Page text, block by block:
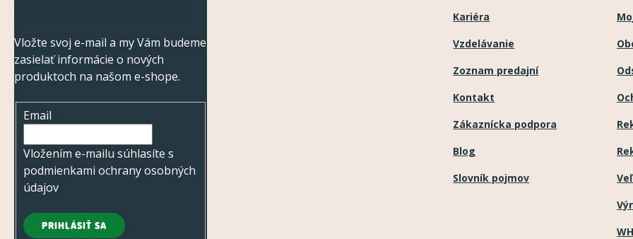
Vložte svoj e-mail a my Vám budeme
zasielať informácie o nových
produktoch na našom e-shope.
Email
Vložením e-mailu súhlasíte s
podmienkami ochrany osobných
údajov
PRIHLÁSIŤ SA
Kariéra
Vzdelávanie
Zoznam predajní
Kontakt
Zákaznícka podpora
Blog
Slovník pojmov